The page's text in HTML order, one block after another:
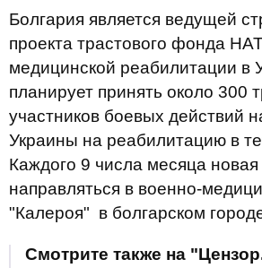
Болгария является ведущей
проекта трастового фонда
медицинской реабилитации в
планирует принять около 300
участников боевых действий
Украины на реабилитацию в
Каждого 9 числа месяца новая
направляться в военно-
"Калероя" в болгарском
Смотрите также на